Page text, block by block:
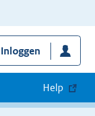
Inloggen
Help